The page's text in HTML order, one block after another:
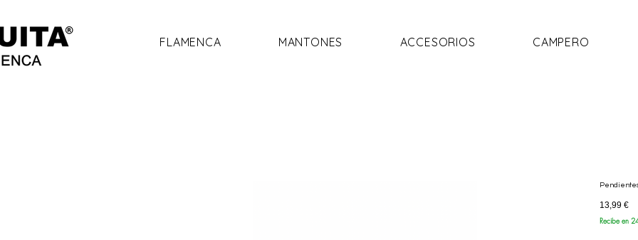
FLAMENCA MANTONES ACCESORIOS CAMPERO
13,99 €
Recibe en